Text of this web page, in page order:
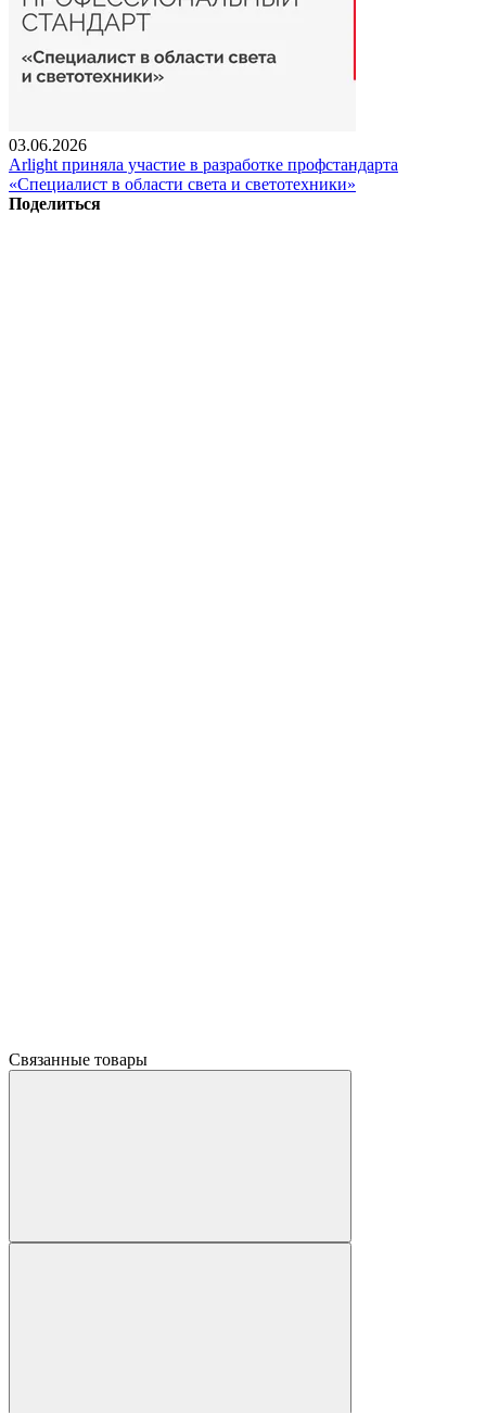
03.06.2026
Arlight приняла участие в разработке профстандарта
«Специалист в области света и светотехники»
Поделиться
Связанные товары